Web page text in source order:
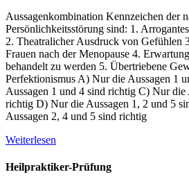
Aussagenkombination Kennzeichen der
Persönlichkeitsstörung sind: 1.
2. Theatralicher Ausdruck von Gefühlen
Frauen nach der Menopause 4.
behandelt zu werden 5. Übertriebene
Perfektionismus A) Nur die Aussagen 1
Aussagen 1 und 4 sind richtig C) Nur die
richtig D) Nur die Aussagen 1, 2 und 5
Aussagen 2, 4 und 5 sind richtig
Weiterlesen
Heilpraktiker-Prüfung